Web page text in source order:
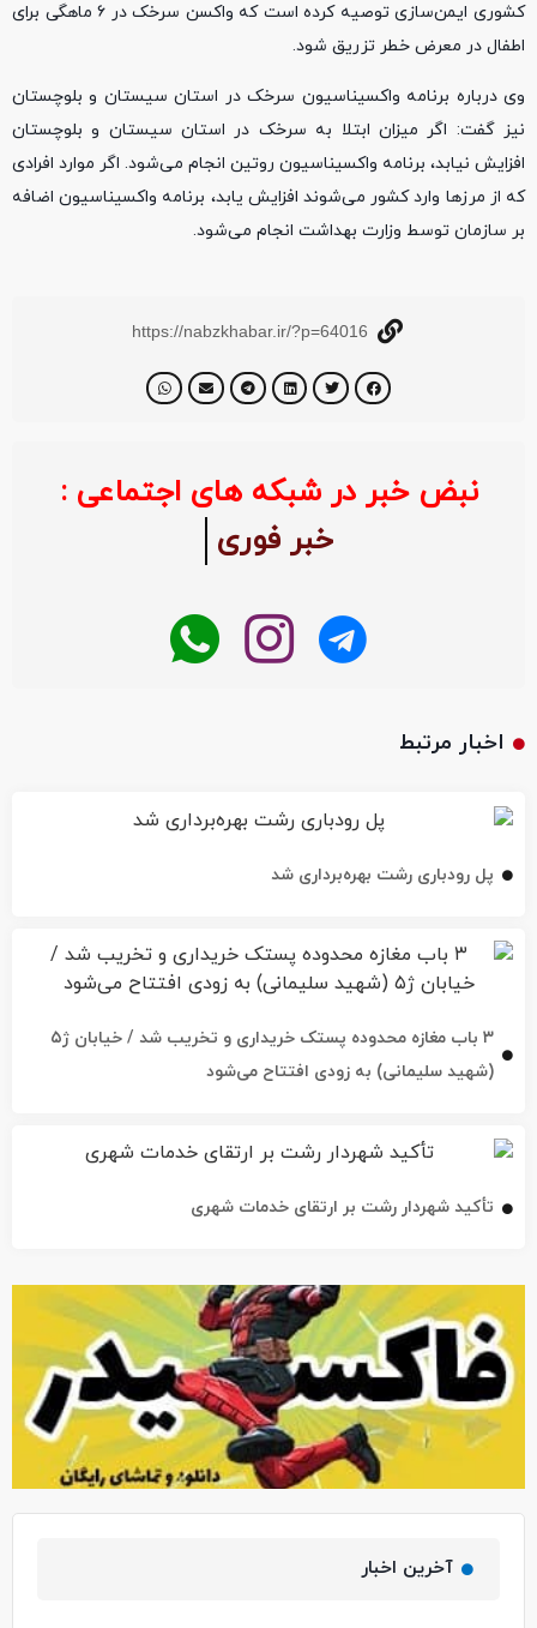
کشوری ایمن‌سازی توصیه کرده است که واکسن سرخک در ۶ ماهگی برای
اطفال در معرض خطر تزریق شود.
وی درباره برنامه واکسیناسیون سرخک در استان‌ سیستان و بلوچستان
نیز گفت: اگر میزان ابتلا به سرخک در استان سیستان و بلوچستان
افزایش نیابد، برنامه واکسیناسیون روتین انجام می‌شود. اگر موارد افرادی
که از مرزها وارد کشور می‌شوند افزایش یابد، برنامه واکسیناسیون اضافه
بر سازمان توسط وزارت بهداشت انجام می‌شود.
https://nabzkhabar.ir/?p=64016
نبض خبر در شبکه های اجتماعی :
خبر فوری
اخبار مرتبط
پل رودباری رشت بهره‌برداری شد
۳ باب مغازه محدوده پستک خریداری و تخریب شد / خیابان ژ۵
(شهید سلیمانی) به زودی افتتاح می‌شود
تأکید شهردار رشت بر ارتقای خدمات شهری
آخرین اخبار